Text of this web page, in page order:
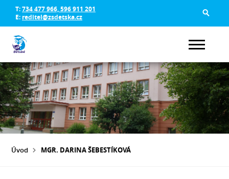
T:734 477 966, 596 911 201
E: reditel@zsdetska.cz
Úvod MGR. DARINA ŠEBESTÍKOVÁ